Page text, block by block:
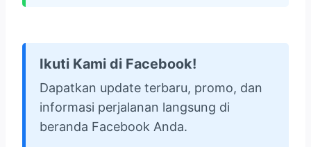
Ikuti Kami di Facebook!
Dapatkan update terbaru, promo, dan
informasi perjalanan langsung di
beranda Facebook Anda.